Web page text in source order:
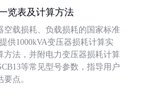
览表及计算方法
空载损耗、负载损耗的国家标准
供1000kVA变压器损耗计算实
方法，并附电力变压器损耗计算
等常见型号参数，指导用户
点。